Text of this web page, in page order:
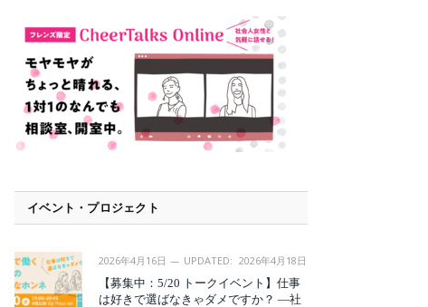
イベント・プロジェクト
2026年4月16日 UPDATED: 2026年4月18日
【募集中：5/20 トークイベント】仕事
は好きで選ばなきゃダメですか？ —社